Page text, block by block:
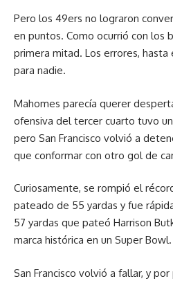
Pero los 49ers no lograron
en puntos. Como ocurrió con los
primera mitad. Los errores, hasta
para nadie.
Mahomes parecía querer
ofensiva del tercer cuarto tuvo
pero San Francisco volvió a
que conformar con otro gol de
Curiosamente, se rompió el
pateado de 55 yardas y fue
57 yardas que pateó Harrison
marca histórica en un Super
San Francisco volvió a fallar, y